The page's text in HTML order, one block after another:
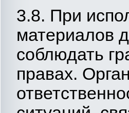
3.8. При
материалов
соблюдать
правах.